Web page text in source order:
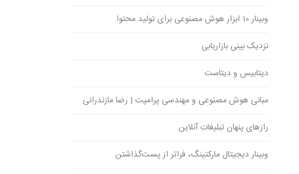
وبینار 10 ابزار هوش مصنوعی برای تولید محتوا
نزدیک بینی بازاریابی
دیتابیس و دیتاست
مبانی هوش مصنوعی و مهندسی پرامپت | رضا مازندرانی
رازهای پنهان تبلیغات آنلاین
وبینار دیجیتال مارکتینگ، فراتر از پست‌گذاشتن